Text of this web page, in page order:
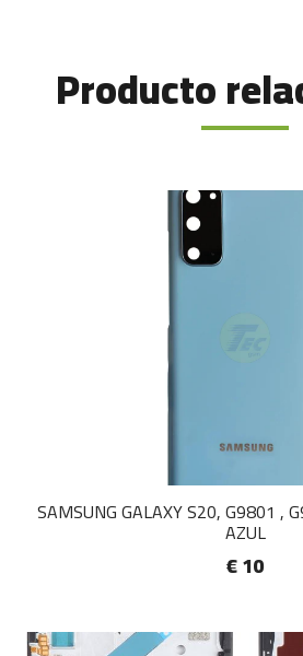
Producto
SAMSUNG GALAXY S20, G9801 ,
AZUL
€ 10